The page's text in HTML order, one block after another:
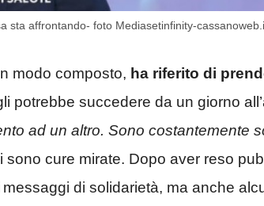
sta affrontando- foto Mediasetinfinity-
modo composto, ha riferito di
potrebbe succedere da un giorno
ad un altro. Sono costantemente
sono cure mirate. Dopo aver reso
di solidarietà, ma anche